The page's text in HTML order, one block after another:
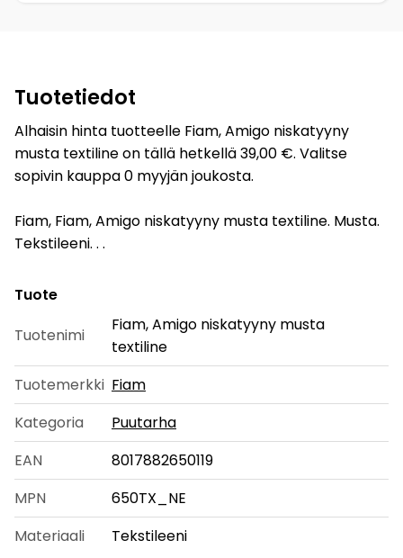
Tuotetiedot
Alhaisin hinta tuotteelle Fiam, Amigo niskatyyny
musta textiline on tällä hetkellä 39,00 €. Valitse
sopivin kauppa 0 myyjän joukosta.
Fiam, Fiam, Amigo niskatyyny musta textiline. Musta.
Tekstileeni. . .
Tuote
Tuotenimi
Fiam, Amigo niskatyyny musta
textiline
Tuotemerkki Fiam
Kategoria
Puutarha
EAN
8017882650119
MPN
650TX_NE
Materiaali
Tekstileeni